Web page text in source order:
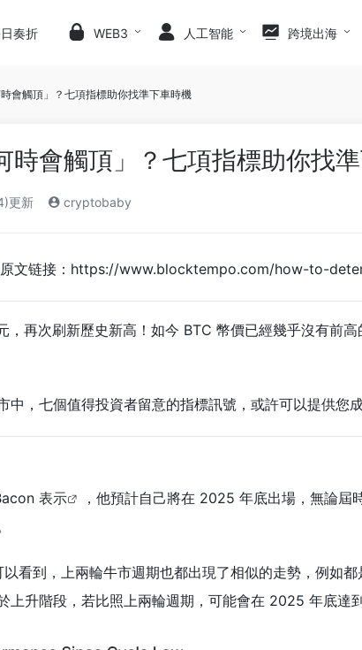
奏折 WEB3 人工智能 跨境出海
會觸頂」？七項指標助你找準下車時機
時會觸頂」？七項指標助你找
更新 cryptobaby
原文链接：https://www.blocktempo.com/how-to-
，再次刷新歷史新高！如今 BTC 幣價已經幾乎沒有前
中，七個值得投資者留意的指標訊號，或許可以提供您
表示
，他預計自己將在 2025 年底出場，無論
看到，上兩輪牛市週期也都出現了相似的走勢，例如
上升階段，若比照上兩輪週期，可能會在 2025 年底達到